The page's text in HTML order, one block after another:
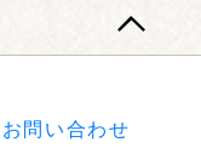
お問い合わせ